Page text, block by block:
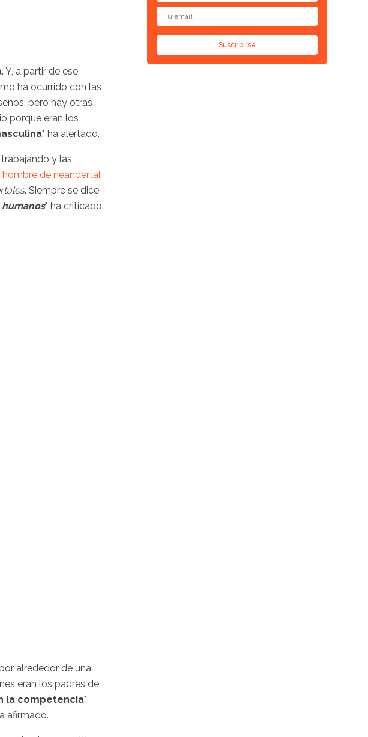
. Y, a partir de ese
ha ocurrido con las
pero hay otras
porque eran los
", ha alertado.
y las
hombre de neandertal
. Siempre se dice
humanos", ha criticado.
alrededor de una
eran los padres de
la competencia".
afirmado.
Suscribirse